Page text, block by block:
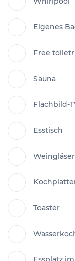
Eigenes
Free
Sauna
Flachbild-
Esstisch
Weingläser
Toaster